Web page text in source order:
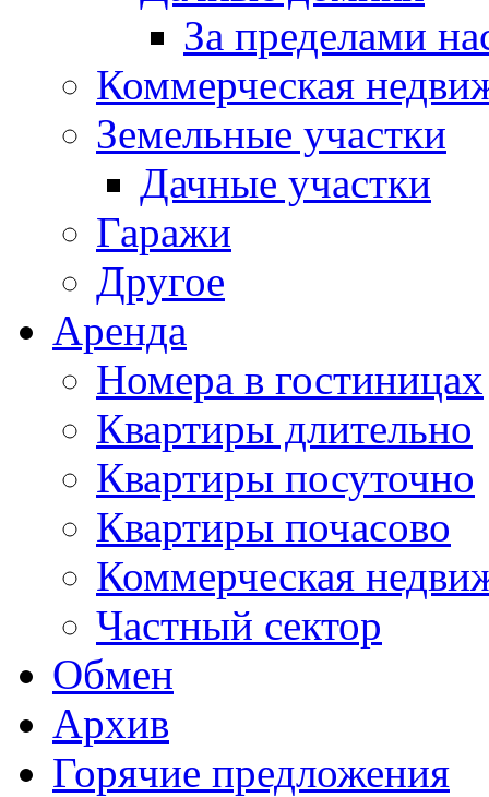
За пределами
Коммерческая
Земельные участки
Дачные участки
Гаражи
Другое
Аренда
Номера в гостиницах
Квартиры длительно
Квартиры посуточно
Квартиры почасово
Коммерческая
Частный сектор
Обмен
Архив
Горячие предложения